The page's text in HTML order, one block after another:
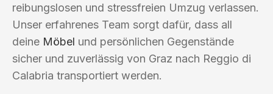
reibungslosen und stressfreien Umzug verlassen.
Unser erfahrenes Team sorgt dafür, dass all
deine Möbel und persönlichen Gegenstände
sicher und zuverlässig von Graz nach Reggio di
Calabria transportiert werden.